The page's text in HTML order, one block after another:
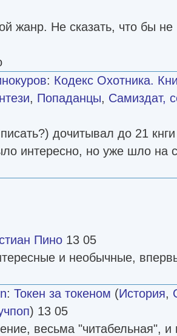
жанр. Не сказать, что бы не
: Кодекс Охотника.
, Попаданцы, Самиздат,
дочитывал до 21
интересно, но уже шло на
Пино 13 05
и необычные,
: Токен за токеном (История,
) 13 05
весьма "читабельная", и